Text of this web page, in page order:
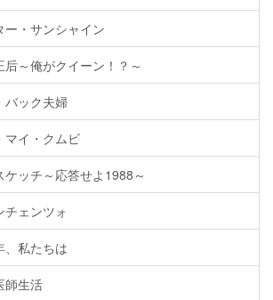
・サンシャイン
～俺がクイーン！？～
バック夫婦
マイ・クムビ
ッチ～応答せよ1988～
ェンツォ
、私たちは
師生活